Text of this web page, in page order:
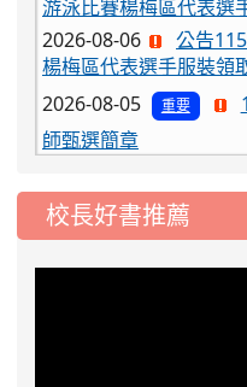
2026-08-06
公告
楊梅區代表選手服裝領
2026-08-05
師甄選簡章
2026-08-03
重要
態編班結果公告
2026-07-31
公告
工車輛臨停」一案，請
校長好書推薦